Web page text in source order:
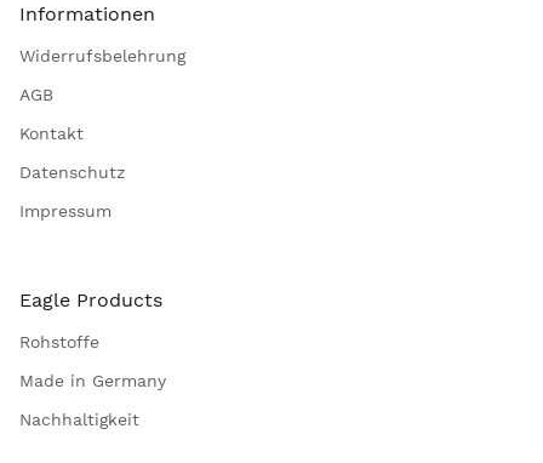
Informationen
Widerrufsbelehrung
AGB
Kontakt
Datenschutz
Impressum
Eagle Products
Rohstoffe
Made in Germany
Nachhaltigkeit